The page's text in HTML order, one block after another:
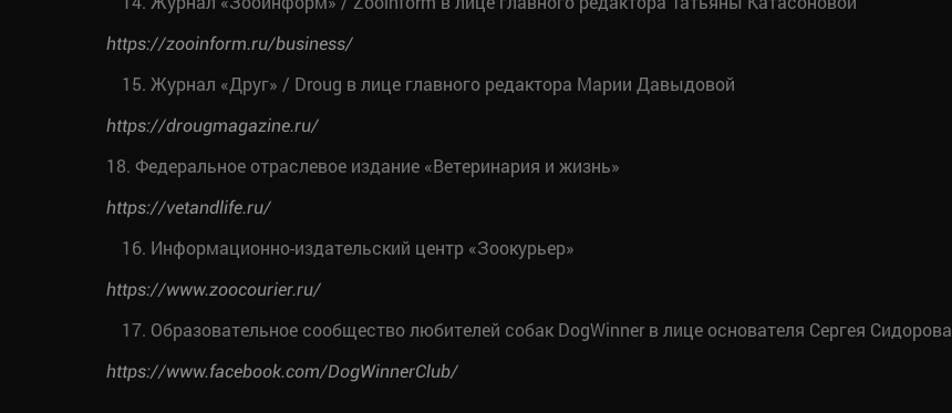
https://zooinform.ru/business/
Журнал «Друг» / Droug в лице главного редактора Марии Давыдовой
https://drougmagazine.ru/
18. Федеральное отраслевое издание «Ветеринария и жизнь»
https://vetandlife.ru/
Информационно-издательский центр «Зоокурьер»
https://www.zoocourier.ru/
Образовательное сообщество любителей собак DogWinner в лице основателя Сергея Сидорова
https://www.facebook.com/DogWinnerClub/